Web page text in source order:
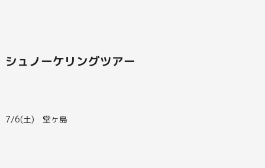
シュノーケリングツアー
7/6(土) 堂ヶ島